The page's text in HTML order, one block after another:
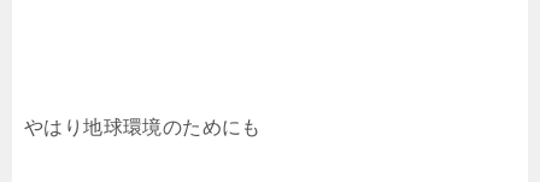
やはり地球環境のためにも